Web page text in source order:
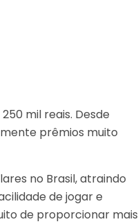
mil reais. Desde
prêmios muito
no Brasil, atraindo
de jogar e
de proporcionar mais